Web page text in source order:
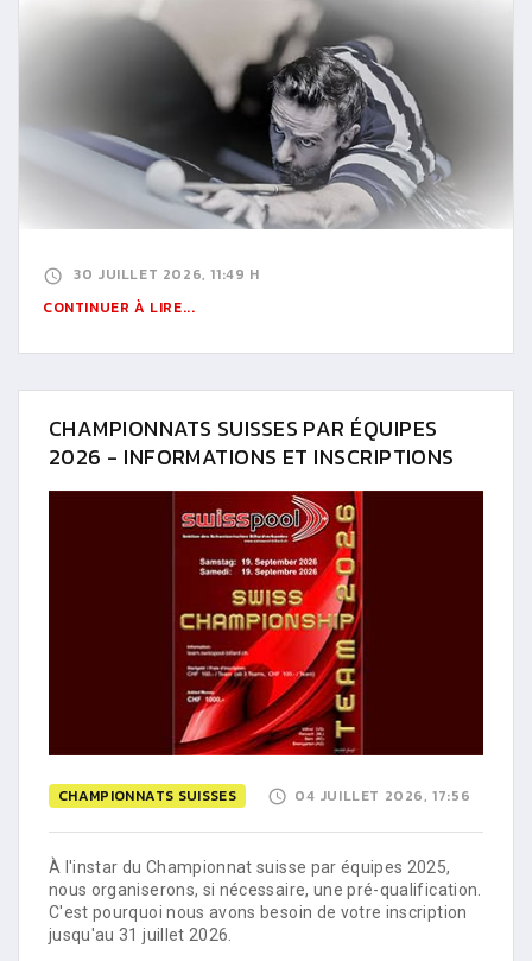
30 JUILLET 2026, 11:49 H
CONTINUER À LIRE...
CHAMPIONNATS SUISSES PAR ÉQUIPES
2026 - INFORMATIONS ET INSCRIPTIONS
CHAMPIONNATS SUISSES 04 JUILLET 2026, 17:56
À l'instar du Championnat suisse par équipes 2025,
nous organiserons, si nécessaire, une pré-qualification.
C'est pourquoi nous avons besoin de votre inscription
jusqu'au 31 juillet 2026.